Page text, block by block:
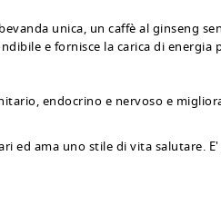
unica, un caffè al ginseng
e fornisce la carica di energia
endocrino e nervoso e
ed ama uno stile di vita salutare.